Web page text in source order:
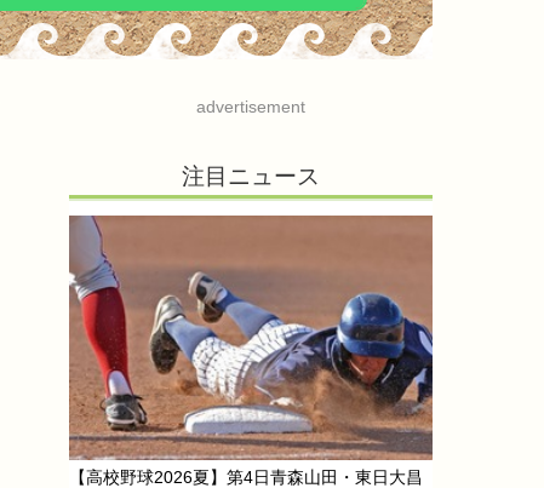
advertisement
注目ニュース
【高校野球2026夏】第4日青森山田・東日大昌